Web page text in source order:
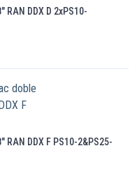
RAN DDX D 2xPS10-
RAN DDX F PS10-2&PS25-